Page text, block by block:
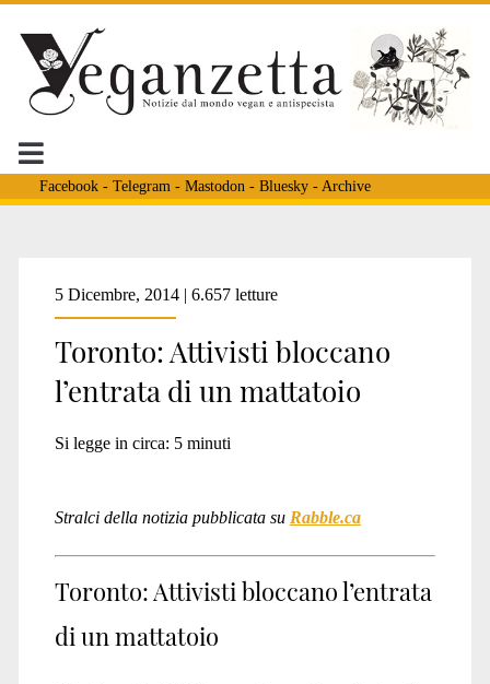
Facebook- Telegram - Mastodon - Bluesky- Archive
Tag:
<span>Toronto
Sun</span>
5 Dicembre, 2014 | 6.657 letture
Toronto: Attivisti bloccano
l’entrata di un mattatoio
Si legge in circa: 5 minuti
Stralci della notizia pubblicata su Rabble.ca
Toronto: Attivisti bloccano l’entrata
di un mattatoio